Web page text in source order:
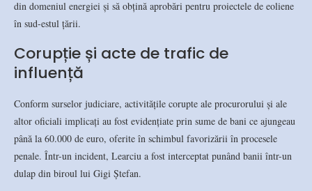
din domeniul energiei și să obțină aprobări pentru proiectele de eoliene
în sud-estul țării.
Corupție și acte de trafic de
influență
Conform surselor judiciare, activitățile corupte ale procurorului și ale
altor oficiali implicați au fost evidențiate prin sume de bani ce ajungeau
până la 60.000 de euro, oferite în schimbul favorizării în procesele
penale. Într-un incident, Learciu a fost interceptat punând banii într-un
dulap din biroul lui Gigi Ștefan.